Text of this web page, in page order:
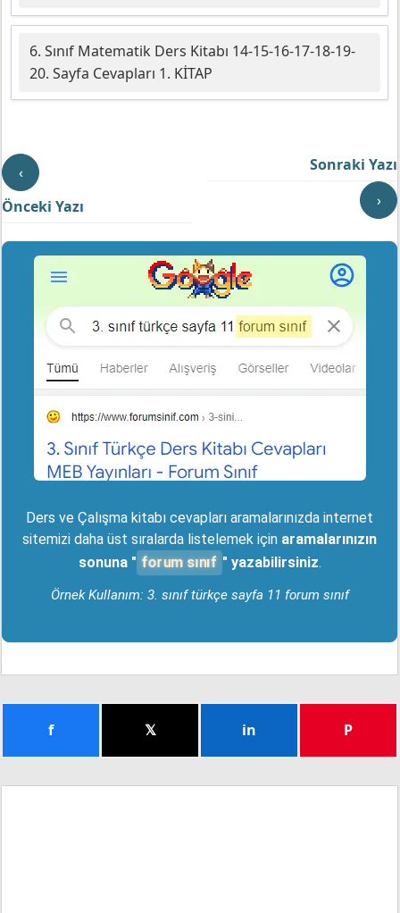
6. Sınıf Matematik Ders Kitabı 14-15-16-17-18-19-
20. Sayfa Cevapları 1. KİTAP
‹
Önceki Yazı
Sonraki Yazı
›
Ders ve Çalışma kitabı cevapları aramalarınızda internet
sitemizi daha üst sıralarda listelemek için aramalarınızın
sonuna " forum sınıf " yazabilirsiniz.
Örnek Kullanım: 3. sınıf türkçe sayfa 11 forum sınıf
f 𝕏 in P